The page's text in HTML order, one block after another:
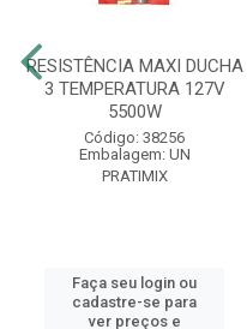
RESISTÊNCIA MAXI DUCHA
3 TEMPERATURA 127V
5500W
Código: 38256
Embalagem: UN
PRATIMIX
Faça seu login ou
cadastre-se para
ver preços e